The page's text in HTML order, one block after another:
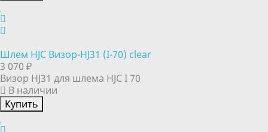
Шлем HJC Визор-HJ31 (I-70) clear
3 070 ₽
Визор HJ31 для шлема HJC I 70
В наличии
Купить